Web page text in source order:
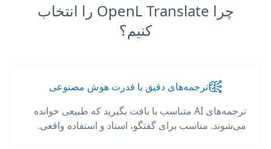
چرا OpenL Translate را انتخاب
کنیم؟
ترجمه‌های دقیق با قدرت هوش مصنوعی
ترجمه‌های AI متناسب با بافت بگیرید که طبیعی خوانده
می‌شوند. مناسب برای گفتگو، اسناد و استفاده واقعی.